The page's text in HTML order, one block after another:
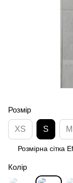
Розмір
XS S M
Розмірна сітка
Колір